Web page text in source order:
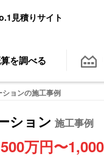
見積りサイト
を調べる
ションの施工事例
ション 施工事例
500万円〜